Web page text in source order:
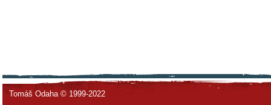
Tomáš Odaha © 1999-2022